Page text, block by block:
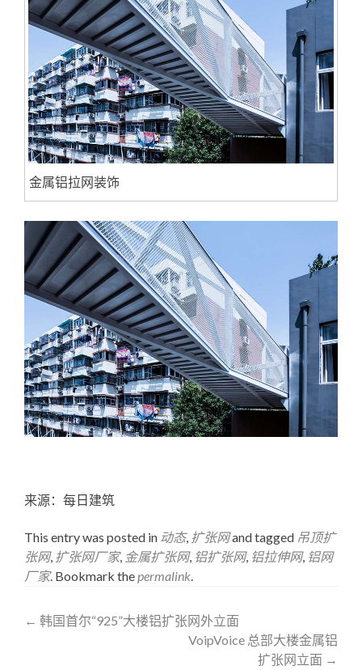
金属铝拉网装饰
来源：每日建筑
This entry was posted in 动态, 扩张网and tagged 吊顶扩
张网, 扩张网厂家, 金属扩张网, 铝扩张网, 铝拉伸网, 铝网
厂家. Bookmark thepermalink.
Post
← 韩国首尔“925”大楼铝扩张网外立面
VoipVoice 总部大楼金属铝
扩张网立面 →